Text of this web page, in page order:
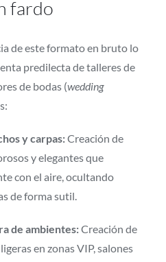
fardo
de este formato en bruto lo
predilecta de talleres de
de bodas (wedding
y carpas:Creación de
y elegantes que
con el aire, ocultando
de forma sutil.
de ambientes:Creación de
en zonas VIP, salones